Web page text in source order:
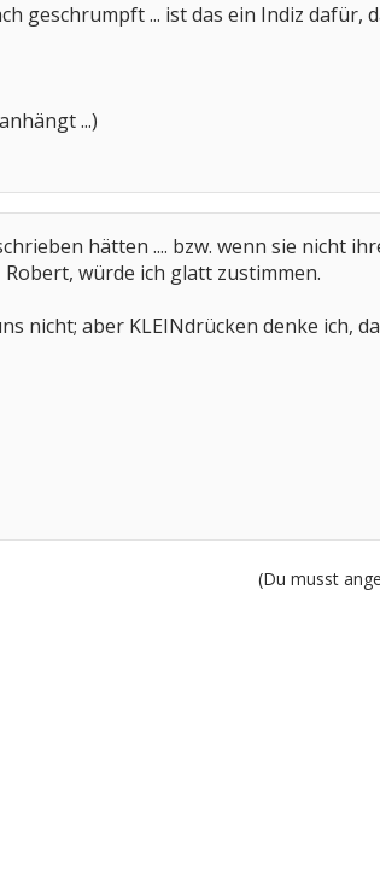
geschrumpft ... ist das ein Indiz
...)
hätten .... bzw. wenn sie nicht
würde ich glatt zustimmen.
nicht; aber KLEINdrücken denke ich,
(Du musst